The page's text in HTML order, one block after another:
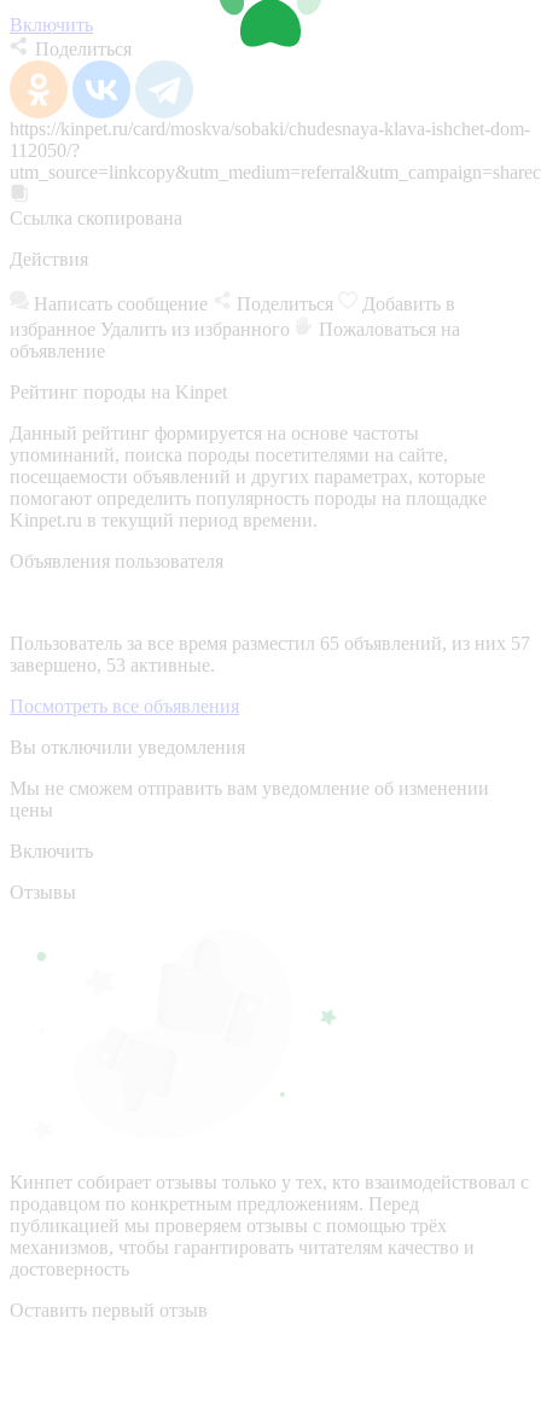
Включить
Поделиться
https://kinpet.ru/card/moskva/sobaki/chudesnaya-klava-ishchet-dom-
112050/?
Ссылка скопирована
Действия
Написать сообщение Поделиться
Добавить в
избранное Удалить из избранного
Пожаловаться на
объявление
Рейтинг породы на Kinpet
Данный рейтинг формируется на основе частоты
упоминаний, поиска породы посетителями на сайте,
посещаемости объявлений и других параметрах, которые
помогают определить популярность породы на площадке
Kinpet.ru в текущий период времени.
Объявления пользователя
Пользователь за все время разместил 65 объявлений, из них 57
завершено, 53 активные.
Посмотреть все объявления
Вы отключили уведомления
Мы не сможем отправить вам уведомление об изменении
цены
Включить
Отзывы
Кинпет собирает отзывы только у тех, кто взаимодействовал с
продавцом по конкретным предложениям. Перед
публикацией мы проверяем отзывы с помощью трёх
механизмов, чтобы гарантировать читателям качество и
достоверность
Оставить первый отзыв